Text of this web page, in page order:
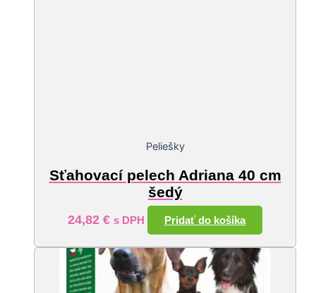
Peliešky
Sťahovací pelech Adriana 40 cm
šedý
24,82 € s DPH Pridať do košíka